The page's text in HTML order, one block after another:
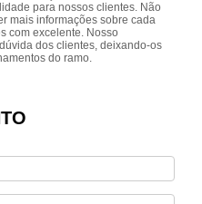
para nossos clientes. Não
mais informações sobre cada
com excelente. Nosso
dos clientes, deixando-os
do ramo.